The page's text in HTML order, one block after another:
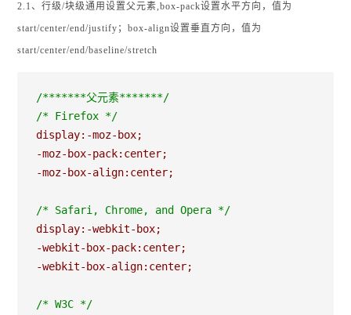
2.1、行级/块级通用设置父元素,box-pack设置水平方向，值为
start/center/end/justify；box-align设置垂直方向，值为
start/center/end/baseline/stretch
/*******父元素*******/
/* Firefox */
display:-moz-box;
-moz-box-pack:center;
-moz-box-align:center;
/* Safari, Chrome, and Opera */
display:-webkit-box;
-webkit-box-pack:center;
-webkit-box-align:center;
/* W3C */